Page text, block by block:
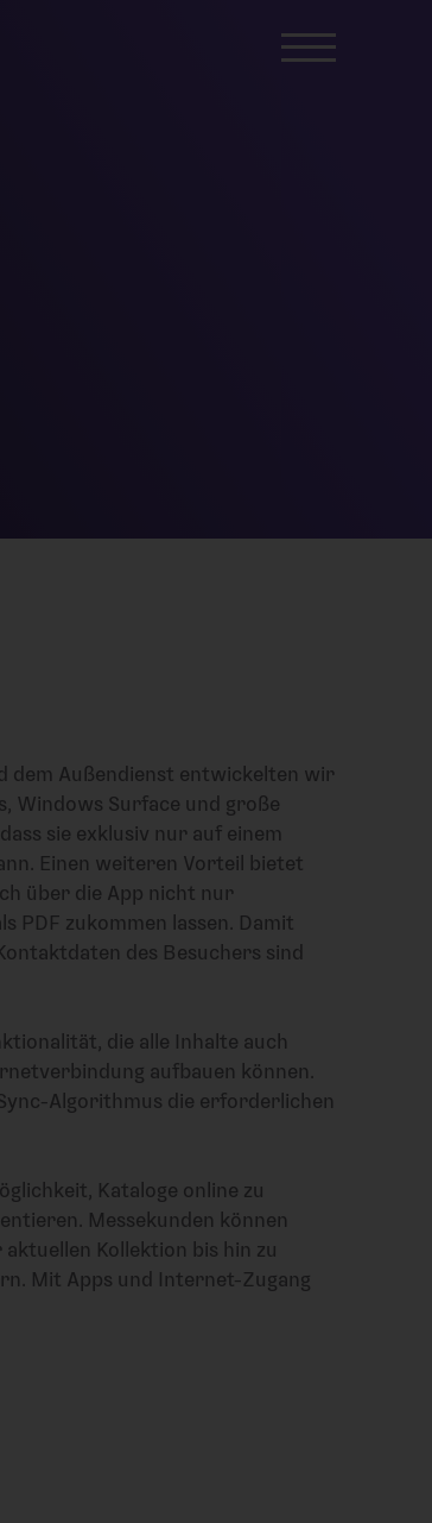
dem Außendienst entwickelten wir
Windows Surface und große
sie exklusiv nur auf einem
Einen weiteren Vorteil bietet
über die App nicht nur
PDF zukommen lassen. Damit
des Besuchers sind
die alle Inhalte auch
aufbauen können.
Algorithmus die erforderlichen
Kataloge online zu
Messekunden können
Kollektion bis hin zu
Mit Apps und Internet-Zugang